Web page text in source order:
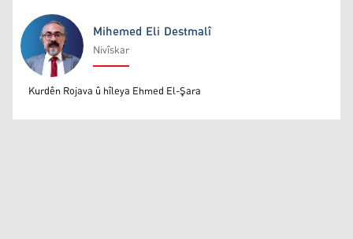
Mihemed Eli Destmalî
Mihemed Eli Destmalî
Nivîskar
Kurdên Rojava û hîleya Ehmed El-Şara